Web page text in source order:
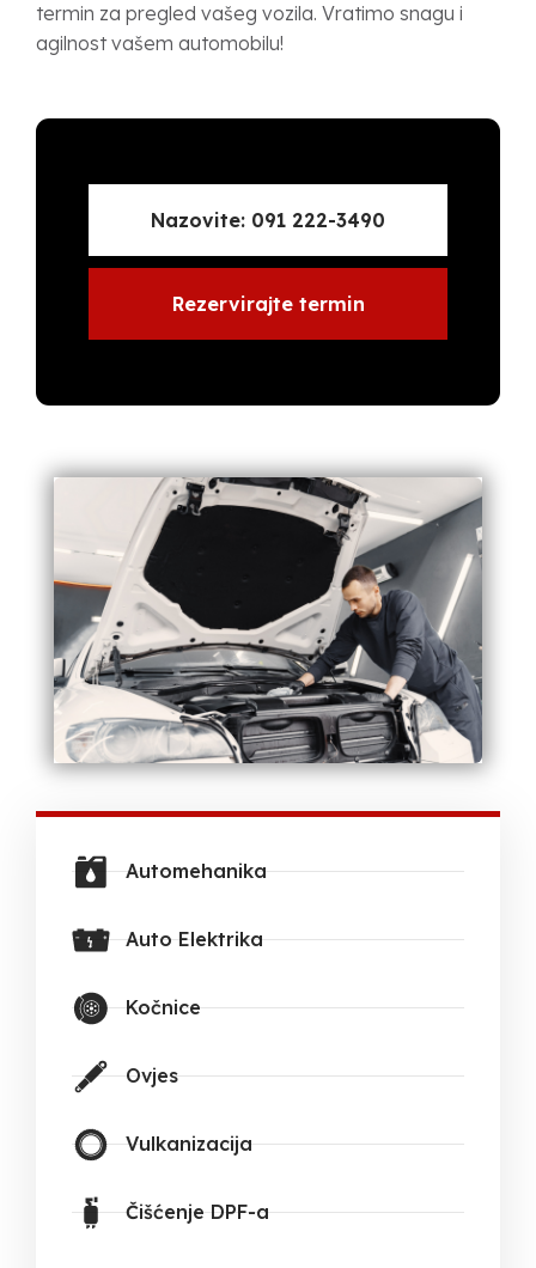
termin za pregled vašeg vozila. Vratimo snagu i
agilnost vašem automobilu!
Nazovite: 091 222-3490
Rezervirajte termin
Automehanika
Auto Elektrika
Kočnice
Ovjes
Vulkanizacija
Čišćenje DPF-a